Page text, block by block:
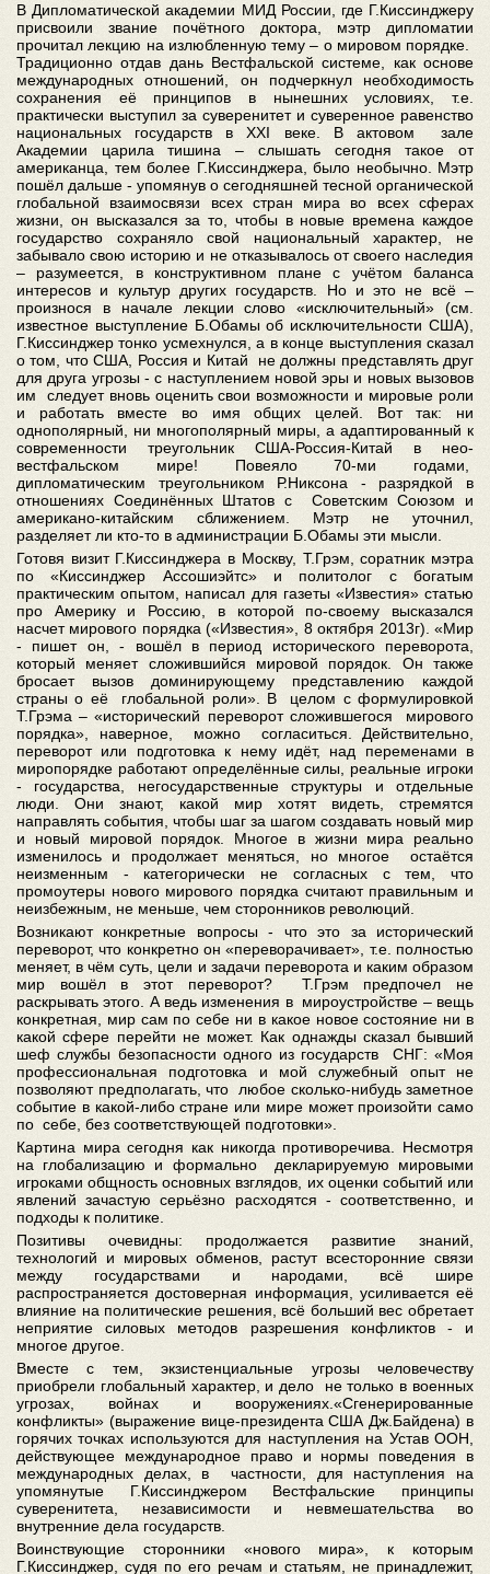
В Дипломатической академии МИД России, где Г.Киссинджеру
присвоили звание почётного доктора, мэтр дипломатии
прочитал лекцию на излюбленную тему – о мировом порядке.
Традиционно отдав дань Вестфальской системе, как основе
международных отношений, он подчеркнул необходимость
сохранения её принципов в нынешних условиях, т.е.
практически выступил за суверенитет и суверенное равенство
национальных государств в ХХI веке. В актовом зале
Академии царила тишина – слышать сегодня такое от
американца, тем более Г.Киссинджера, было необычно. Мэтр
пошёл дальше - упомянув о сегодняшней тесной органической
глобальной взаимосвязи всех стран мира во всех сферах
жизни, он высказался за то, чтобы в новые времена каждое
государство сохраняло свой национальный характер, не
забывало свою историю и не отказывалось от своего наследия
– разумеется, в конструктивном плане с учётом баланса
интересов и культур других государств. Но и это не всё –
произнося в начале лекции слово «исключительный» (см.
известное выступление Б.Обамы об исключительности США),
Г.Киссинджер тонко усмехнулся, а в конце выступления сказал
о том, что США, Россия и Китай не должны представлять друг
для друга угрозы - с наступлением новой эры и новых вызовов
им следует вновь оценить свои возможности и мировые роли
и работать вместе во имя общих целей. Вот так: ни
однополярный, ни многополярный миры, а адаптированный к
современности треугольник США-Россия-Китай в нео-
вестфальском мире! Повеяло 70-ми годами,
дипломатическим треугольником Р.Никсона - разрядкой в
отношениях Соединённых Штатов с Советским Союзом и
американо-китайским сближением. Мэтр не уточнил,
разделяет ли кто-то в администрации Б.Обамы эти мысли.
Готовя визит Г.Киссинджера в Москву, Т.Грэм, соратник мэтра
по «Киссинджер Ассошиэйтс» и политолог с богатым
практическим опытом, написал для газеты «Известия» статью
про Америку и Россию, в которой по-своему высказался
насчет мирового порядка («Известия», 8 октября 2013г). «Мир
- пишет он, - вошёл в период исторического переворота,
который меняет сложившийся мировой порядок. Он также
бросает вызов доминирующему представлению каждой
страны о её глобальной роли». В целом с формулировкой
Т.Грэма – «исторический переворот сложившегося мирового
порядка», наверное, можно согласиться. Действительно,
переворот или подготовка к нему идёт, над переменами в
миропорядке работают определённые силы, реальные игроки
- государства, негосударственные структуры и отдельные
люди. Они знают, какой мир хотят видеть, стремятся
направлять события, чтобы шаг за шагом создавать новый мир
и новый мировой порядок. Многое в жизни мира реально
изменилось и продолжает меняться, но многое остаётся
неизменным - категорически не согласных с тем, что
промоутеры нового мирового порядка считают правильным и
неизбежным, не меньше, чем сторонников революций.
Возникают конкретные вопросы - что это за исторический
переворот, что конкретно он «переворачивает», т.е. полностью
меняет, в чём суть, цели и задачи переворота и каким образом
мир вошёл в этот переворот? Т.Грэм предпочел не
раскрывать этого. А ведь изменения в мироустройстве – вещь
конкретная, мир сам по себе ни в какое новое состояние ни в
какой сфере перейти не может. Как однажды сказал бывший
шеф службы безопасности одного из государств СНГ: «Моя
профессиональная подготовка и мой служебный опыт не
позволяют предполагать, что любое сколько-нибудь заметное
событие в какой-либо стране или мире может произойти само
по себе, без соответствующей подготовки».
Картина мира сегодня как никогда противоречива. Несмотря
на глобализацию и формально декларируемую мировыми
игроками общность основных взглядов, их оценки событий или
явлений зачастую серьёзно расходятся - соответственно, и
подходы к политике.
Позитивы очевидны: продолжается развитие знаний,
технологий и мировых обменов, растут всесторонние связи
между государствами и народами, всё шире
распространяется достоверная информация, усиливается её
влияние на политические решения, всё больший вес обретает
неприятие силовых методов разрешения конфликтов - и
многое другое.
Вместе с тем, экзистенциальные угрозы человечеству
приобрели глобальный характер, и дело не только в военных
угрозах, войнах и вооружениях.«Сгенерированные
конфликты» (выражение вице-президента США Дж.Байдена) в
горячих точках используются для наступления на Устав ООН,
действующее международное право и нормы поведения в
международных делах, в частности, для наступления на
упомянутые Г.Киссинджером Вестфальские принципы
суверенитета, независимости и невмешательства во
внутренние дела государств.
Воинствующие сторонники «нового мира», к которым
Г.Киссинджер, судя по его речам и статьям, не принадлежит,